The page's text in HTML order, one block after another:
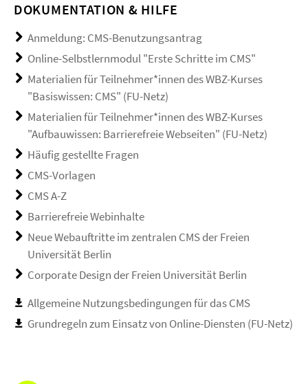
DOKUMENTATION & HILFE
Anmeldung: CMS-Benutzungsantrag
Online-Selbstlernmodul "Erste Schritte im CMS"
Materialien für Teilnehmer*innen des WBZ-Kurses
"Basiswissen: CMS" (FU-Netz)
Materialien für Teilnehmer*innen des WBZ-Kurses
"Aufbauwissen: Barrierefreie Webseiten" (FU-Netz)
Häufig gestellte Fragen
CMS-Vorlagen
CMS A-Z
Barrierefreie Webinhalte
Neue Webauftritte im zentralen CMS der Freien
Universität Berlin
Corporate Design der Freien Universität Berlin
Allgemeine Nutzungsbedingungen für das CMS
Grundregeln zum Einsatz von Online-Diensten (FU-Netz)